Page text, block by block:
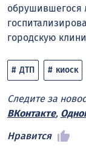
обрушившегося
городскую
ДТП киоск
Следите за
ВКонтакте,
Нравится